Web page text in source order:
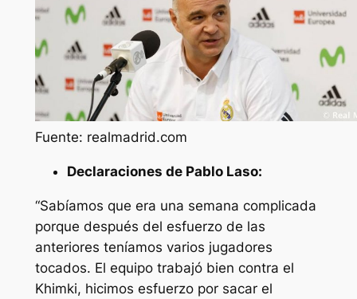
Fuente: realmadrid.com
Declaraciones de Pablo Laso:
“Sabíamos que era una semana complicada
porque después del esfuerzo de las
anteriores teníamos varios jugadores
tocados. El equipo trabajó bien contra el
Khimki, hicimos esfuerzo por sacar el